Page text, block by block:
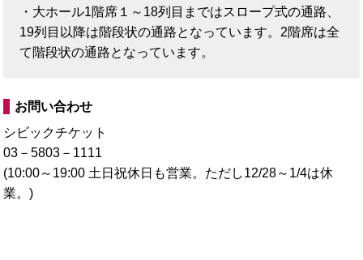
・大ホール1階席１～18列目まではスロープ式の通路、
19列目以降は階段状の通路となっています。2階席は全
て階段状の通路となっています。
お問い合わせ
シビックチケット
03－5803－1111
(10:00～19:00 土日祝休日も営業。ただし12/28～1/4は休
業。)